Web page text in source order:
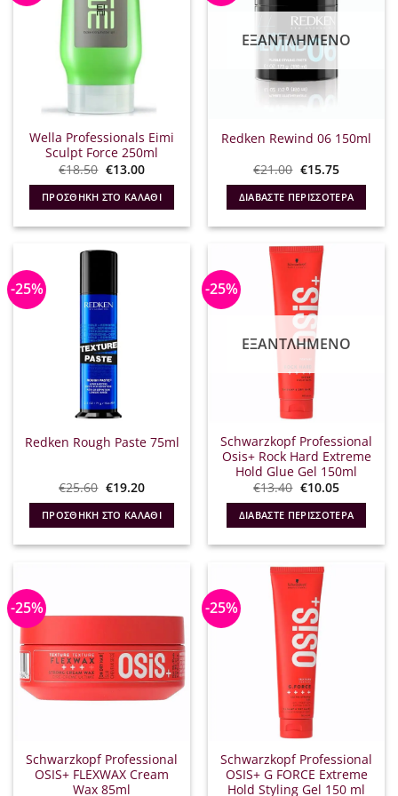
Wella Professionals Eimi
Sculpt Force 250ml
€18.50 Original
price
was:
€18.50.
€13.00Η
τιμή
είναι:
€13.00.
ΠΡΟΣΘΉΚΗ ΣΤΟ ΚΑΛΆΘΙ
ΕΞΑΝΤΛΗΜΈΝΟ
Redken Rewind 06 150ml
€21.00 Original
price
was:
€21.00.
€15.75Η
τιμή
είναι:
€15.75.
ΔΙΑΒΆΣΤΕ ΠΕΡΙΣΣΌΤΕΡΑ
-25%
Redken Rough Paste 75ml
€25.60 Original
was:
€25.60.
€19.20Η
τιμή
είναι:
€19.20.
ΠΡΟΣΘΉΚΗ ΣΤΟ ΚΑΛΆΘΙ
-25%
ΕΞΑΝΤΛΗΜΈΝΟ
Schwarzkopf Professional
Osis+ Rock Hard Extreme
Hold Glue Gel 150ml
€13.40 Original
was:
€13.40.
€10.05Η
τιμή
είναι:
€10.05.
ΔΙΑΒΆΣΤΕ ΠΕΡΙΣΣΌΤΕΡΑ
-25%
Schwarzkopf Professional
OSIS+ FLEXWAX Cream
Wax 85ml
-25%
Schwarzkopf Professional
OSIS+ G FORCE Extreme
Hold Styling Gel 150 ml